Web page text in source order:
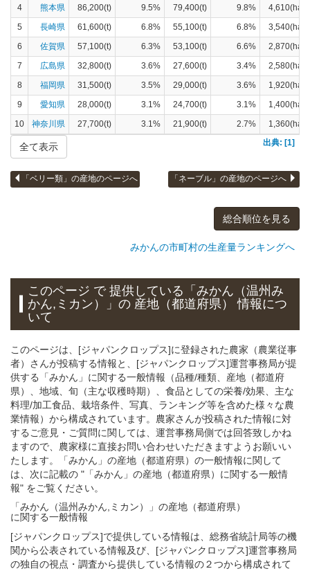
4
熊本県 86,200(t) 9.5% 79,400(t) 9.8%
4,610(ha)
5
長崎県 61,600(t) 6.8% 55,100(t) 6.8%
3,540(ha)
6
佐賀県 57,100(t) 6.3% 53,100(t) 6.6%
2,870(ha)
7
広島県 32,800(t) 3.6% 27,600(t) 3.4%
2,580(ha)
8
福岡県 31,500(t) 3.5% 29,000(t) 3.6%
1,920(ha)
9
愛知県 28,000(t) 3.1% 24,700(t) 3.1%
1,400(ha)
10
神奈川県 27,700(t) 3.1% 21,900(t) 2.7%
1,360(ha)
出典: [1]
全て表示
「ベリー類」の産地のページへ 「ネーブル」の産地のページへ
総合順位を見る
みかんの市町村の生産量ランキングへ
このページ で 提供している「みかん（温州み
かん,ミカン）」の 産地（都道府県） 情報につ
いて
このページは、[ジャパンクロップス]に登録された農家（農業従事
者）さんが投稿する情報と、[ジャパンクロップス]運営事務局が提
供する「みかん」に関する一般情報（品種/種類、産地（都道府
県）、地域、旬（主な収穫時期）、食品としての栄養/効果、主な
料理/加工食品、栽培条件、写真、ランキング等を含めた様々な農
業情報）から構成されています。農家さんが投稿された情報に対
するご意見・ご質問に関しては、運営事務局側では回答致しかね
ますので、農家様に直接お問い合わせいただきますようお願いい
たします。「みかん」の産地（都道府県）の一般情報に関して
は、次に記載の "「みかん」の産地（都道府県）に関する一般情
報" をご覧ください。
「みかん（温州みかん,ミカン）」 の産地（都道府県）
に関する一般情報
[ジャパンクロップス]で提供している情報は、総務省統計局等の機
関から公表されている情報及び、[ジャパンクロップス]運営事務局
の独自の視点・調査から提供している情報の２つから構成されて